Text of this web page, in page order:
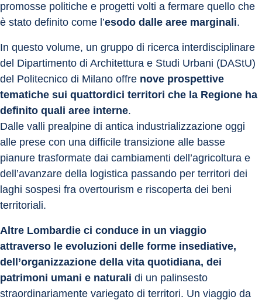
promosse politiche e progetti volti a fermare quello che
è stato definito come l’esodo dalle aree marginali.
In questo volume, un gruppo di ricerca interdisciplinare
del Dipartimento di Architettura e Studi Urbani (DAStU)
del Politecnico di Milano offre nove prospettive
tematiche sui quattordici territori che la Regione ha
definito quali aree interne.
Dalle valli prealpine di antica industrializzazione oggi
alle prese con una difficile transizione alle basse
pianure trasformate dai cambiamenti dell’agricoltura e
dell’avanzare della logistica passando per territori dei
laghi sospesi fra overtourism e riscoperta dei beni
territoriali.
Altre Lombardie ci conduce in un viaggio
attraverso le evoluzioni delle forme insediative,
dell’organizzazione della vita quotidiana, dei
patrimoni umani e naturali di un palinsesto
straordinariamente variegato di territori. Un viaggio da